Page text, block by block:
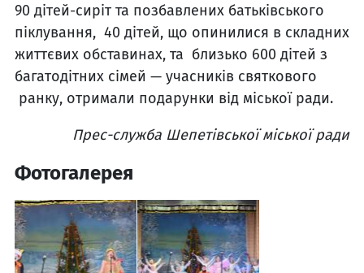
90 дітей-сиріт та позбавлених батьківського
піклування, 40 дітей, що опинилися в складних
життєвих обставинах, та близько 600 дітей з
багатодітних сімей — учасників святкового
ранку, отримали подарунки від міської ради.
Прес-служба Шепетівської міської ради
Фотогалерея